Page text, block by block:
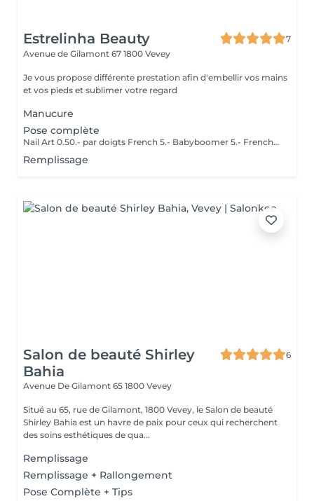
Estrelinha Beauty
7
Avenue de Gilamont 67 1800 Vevey
Je vous propose différente prestation afin d'embellir vos mains
et vos pieds et sublimer votre regard
Manucure
Pose complète
Nail Art 0.50.- par doigts French 5.- Babyboomer 5.- Frenche renversé 10.-
Remplissage
Salon de beauté Shirley
Bahia
6
Avenue De Gilamont 65 1800 Vevey
Situé au 65, rue de Gilamont, 1800 Vevey, le Salon de beauté
Shirley Bahia est un havre de paix pour ceux qui recherchent
des soins esthétiques de qua...
Remplissage
Remplissage + Rallongement
Pose Complète + Tips